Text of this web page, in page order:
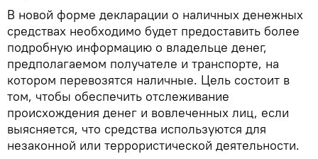
В новой форме декларации о наличных денежных
средствах необходимо будет предоставить более
подробную информацию о владельце денег,
предполагаемом получателе и транспорте, на
котором перевозятся наличные. Цель состоит в
том, чтобы обеспечить отслеживание
происхождения денег и вовлеченных лиц, если
выясняется, что средства используются для
незаконной или террористической деятельности.